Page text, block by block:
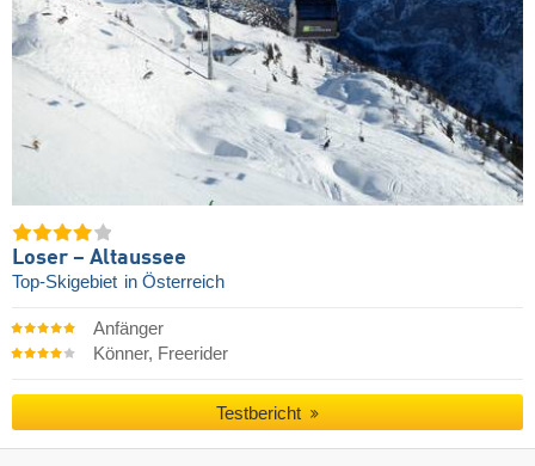
Loser – Altaussee
Top-Skigebiet in Österreich
Anfänger
Könner, Freerider
Testbericht